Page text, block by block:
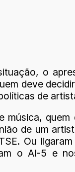
o
deve
de
música, quem
de um
Ou
o AI-5 e